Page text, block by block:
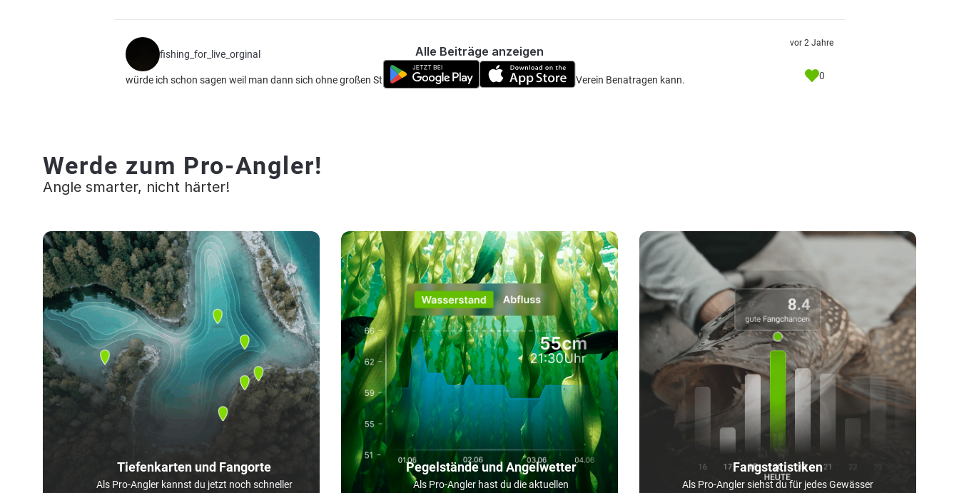
fishing_for_live_orginal
würde ich schon sagen weil man dann sich ohne großen Stress eine Tageskarte oder Jahreskarte beim Verein Benatragen kann.
vor 2 Jahre
0
Alle Beiträge anzeigen
Werde zum Pro-Angler!
Angle smarter, nicht härter!
Tiefenkarten und Fangorte
Als Pro-Angler kannst du jetzt noch schneller
Pegelstände und Angelwetter
Als Pro-Angler hast du die aktuellen
Fangstatistiken
Als Pro-Angler siehst du für jedes Gewässer